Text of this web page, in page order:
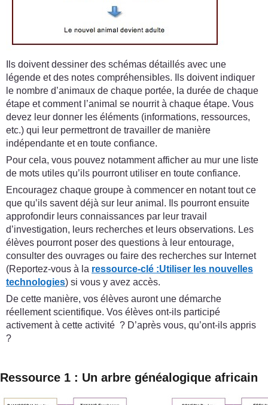
Ils doivent dessiner des schémas détaillés avec une
légende et des notes compréhensibles. Ils doivent indiquer
le nombre d’animaux de chaque portée, la durée de chaque
étape et comment l’animal se nourrit à chaque étape. Vous
devez leur donner les éléments (informations, ressources,
etc.) qui leur permettront de travailler de manière
indépendante et en toute confiance.
Pour cela, vous pouvez notamment afficher au mur une liste
de mots utiles qu’ils pourront utiliser en toute confiance.
Encouragez chaque groupe à commencer en notant tout ce
que qu’ils savent déjà sur leur animal. Ils pourront ensuite
approfondir leurs connaissances par leur travail
d’investigation, leurs recherches et leurs observations. Les
élèves pourront poser des questions à leur entourage,
consulter des ouvrages ou faire des recherches sur Internet
(Reportez-vous à la ressource-clé :Utiliser les nouvelles
technologies) si vous y avez accès.
De cette manière, vos élèves auront une démarche
réellement scientifique. Vos élèves ont-ils participé
activement à cette activité ? D’après vous, qu’ont-ils appris
?
Ressource 1 : Un arbre généalogique africain